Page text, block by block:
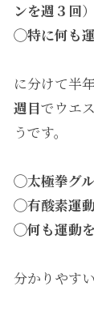
ンを週３回）
◯特に何も
に分けて半
週目でウエ
うです。
◯太極拳グ
◯有酸素運
◯何も運動
分かりやす